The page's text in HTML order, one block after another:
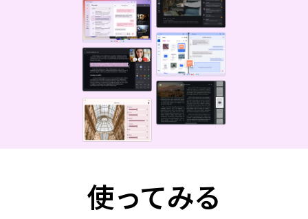
使ってみる